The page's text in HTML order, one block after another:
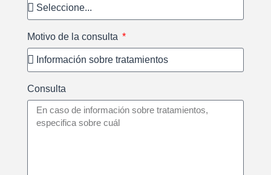
Motivo de la consulta
Consulta